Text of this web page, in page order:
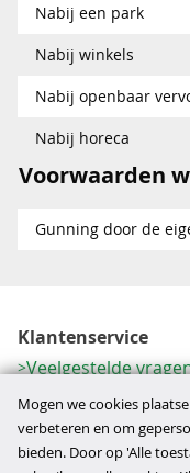
Nabij een park
Nabij winkels
Nabij openbaar
Nabij horeca
Voorwaarden
Gunning door de
Klantenservice
Veelgestelde
Contactformulier
Herroeping
Over ons
Mogen we cookies
verbeteren en om
bieden. Door op 'Alle